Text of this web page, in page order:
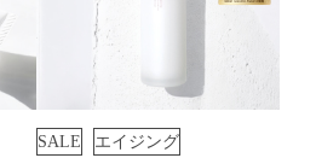
SALE
エイジング